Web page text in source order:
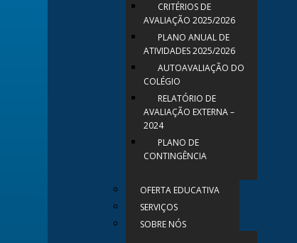
CRITÉRIOS DE
AVALIAÇÃO 2025/2026
PLANO ANUAL DE
ATIVIDADES 2025/2026
AUTOAVALIAÇÃO DO
COLÉGIO
RELATÓRIO DE
AVALIAÇÃO EXTERNA –
2024
PLANO DE
CONTINGÊNCIA
OFERTA EDUCATIVA
SERVIÇOS
SOBRE NÓS